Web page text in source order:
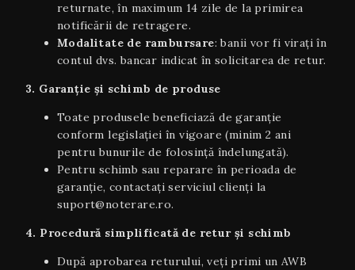
returnate, în maximum 14 zile de la primirea
notificării de retragere.
Modalitate de rambursare: banii vor fi virați în
contul dvs. bancar indicat în solicitarea de retur.
3. Garanție și schimb de produse
Toate produsele beneficiază de garanție
conform legislației în vigoare (minim 2 ani
pentru bunurile de folosință îndelungată).
Pentru schimb sau reparare în perioada de
garanție, contactați serviciul clienți la
suport@noterare.ro.
4. Procedură simplificată de retur și schimb
După aprobarea returului, veți primi un AWB